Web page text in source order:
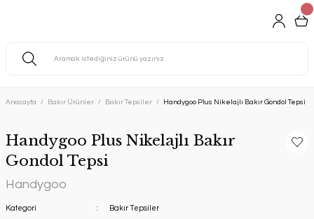
Anasayfa Bakır Ürünler Bakır Tepsiler Handygoo Plus Nikelajlı Bakır Gondol Tepsi
Handygoo Plus Nikelajlı Bakır
Gondol Tepsi
Handygoo
Kategori
Bakır Tepsiler